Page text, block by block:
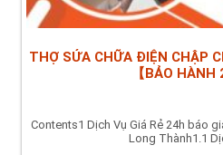
THỢ SỬA CHỮA ĐIỆN CHẬP
【BẢO HÀNH
Contents1 Dịch Vụ Giá Rẻ 24h báo
Long Thành1.1